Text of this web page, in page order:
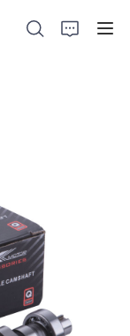
মোটরসাইকেল